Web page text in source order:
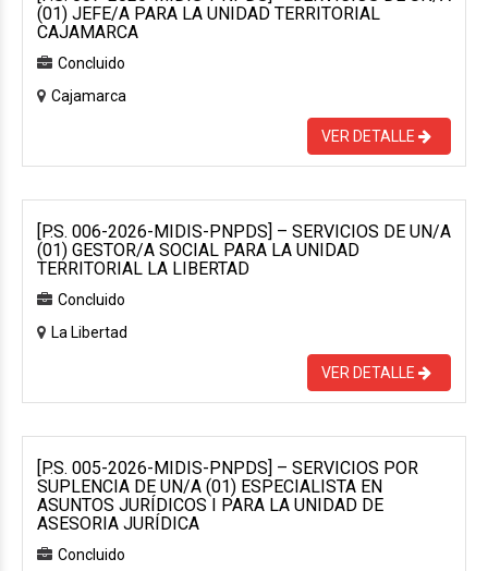
(01) JEFE/A PARA LA UNIDAD TERRITORIAL
CAJAMARCA
Concluido
Cajamarca
VER DETALLE
[P.S. 006-2026-MIDIS-PNPDS] – SERVICIOS DE UN/A
(01) GESTOR/A SOCIAL PARA LA UNIDAD
TERRITORIAL LA LIBERTAD
Concluido
La Libertad
VER DETALLE
[P.S. 005-2026-MIDIS-PNPDS] – SERVICIOS POR
SUPLENCIA DE UN/A (01) ESPECIALISTA EN
ASUNTOS JURÍDICOS I PARA LA UNIDAD DE
ASESORIA JURÍDICA
Concluido